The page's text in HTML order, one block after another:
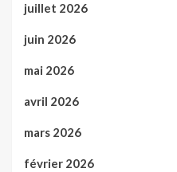
juillet 2026
juin 2026
mai 2026
avril 2026
mars 2026
février 2026